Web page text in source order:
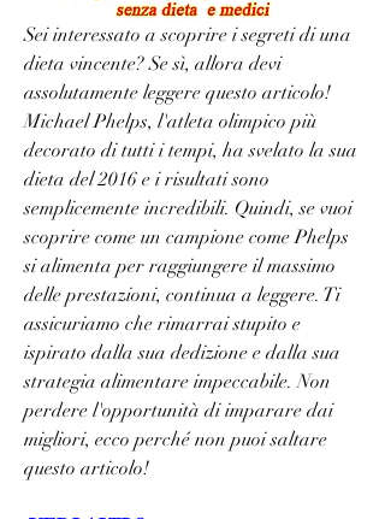
Sei interessato a scoprire i segreti di una
dieta vincente? Se sì, allora devi
assolutamente leggere questo articolo!
Michael Phelps, l'atleta olimpico più
decorato di tutti i tempi, ha svelato la sua
dieta del 2016 e i risultati sono
semplicemente incredibili. Quindi, se vuoi
scoprire come un campione come Phelps
si alimenta per raggiungere il massimo
delle prestazioni, continua a leggere. Ti
assicuriamo che rimarrai stupito e
ispirato dalla sua dedizione e dalla sua
strategia alimentare impeccabile. Non
perdere l'opportunità di imparare dai
migliori, ecco perché non puoi saltare
questo articolo!